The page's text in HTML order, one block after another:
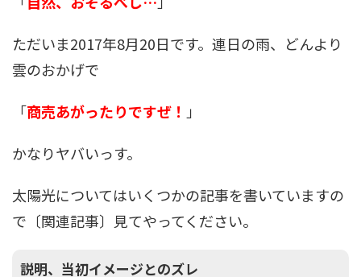
ただいま2017年8月20日です。連日の雨、どんより
雲のおかげで
「商売あがったりですぜ！ 」
かなりヤバいっす。
太陽光についてはいくつかの記事を書いていますの
で〔関連記事〕見てやってください。
説明、当初イメージとのズレ